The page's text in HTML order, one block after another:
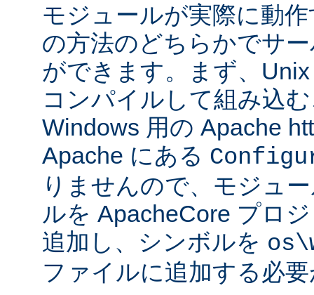
モジュールが実際に動
の方法のどちらかでサ
ができます。まず、
コンパイルして組み込
Windows 用の Apache
Apache にある
りませんので、モジュ
ルを ApacheCore プロ
追加し、シンボルを
ファイルに追加する必